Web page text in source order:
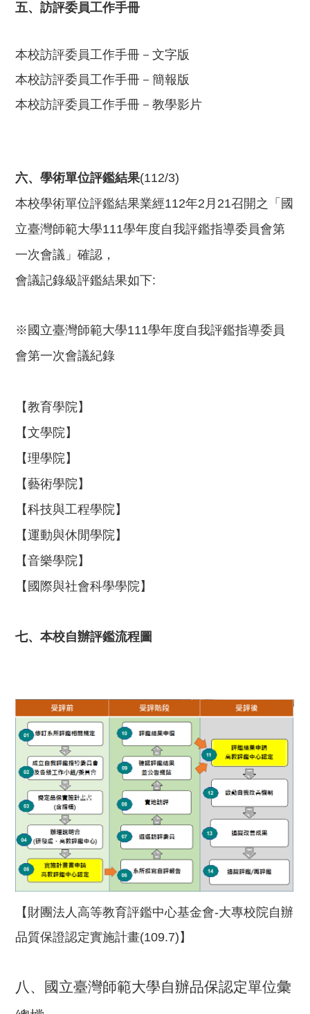
五、訪評委員工作手冊
本校訪評委員工作手冊－文字版
本校訪評委員工作手冊－簡報版
本校訪評委員工作手冊－教學影片
六、學術單位評鑑結果(112/3)
本校學術單位評鑑結果業經112年2月21召開之「國
立臺灣師範大學111學年度自我評鑑指導委員會第
一次會議」確認，
會議記錄級評鑑結果如下:
※ 國立臺灣師範大學111學年度自我評鑑指導委員
會第一次會議紀錄
【教育學院】
【文學院】
【理學院】
【藝術學院】
【科技與工程學院】
【運動與休閒學院】
【音樂學院】
【國際與社會科學學院】
七、本校自辦評鑑流程圖
【財團法人高等教育評鑑中心基金會-大專校院自辦
品質保證認定實施計畫(109.7)】
八、國立臺灣師範大學自辦品保認定單位彙